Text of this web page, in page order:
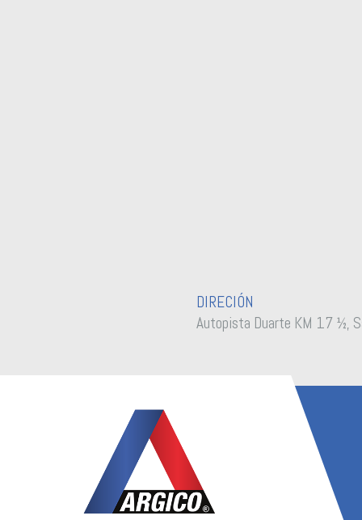
DIRECIÓN
Autopista Duarte KM 17 ½,